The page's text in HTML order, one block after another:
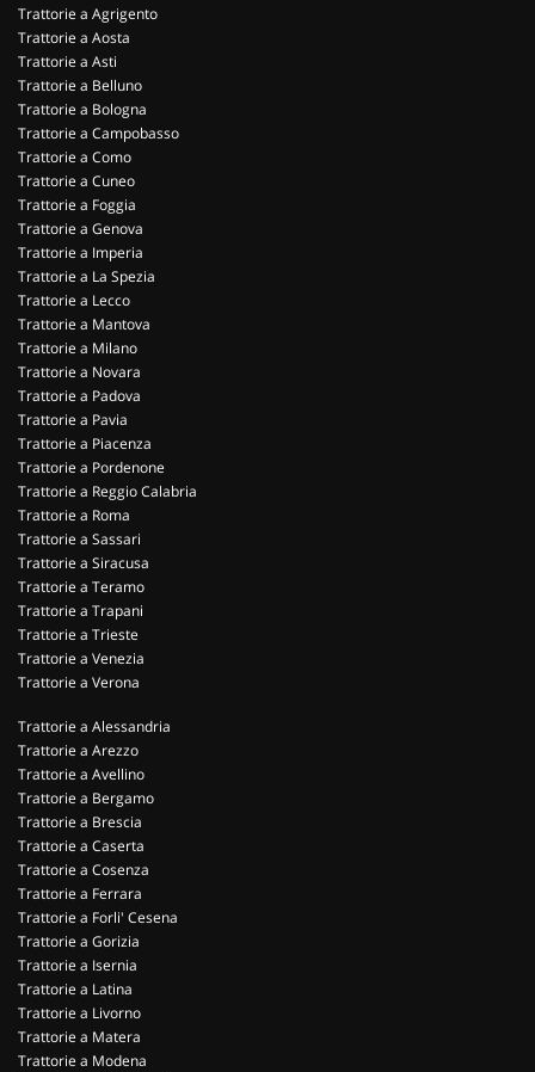
Trattorie a Agrigento
Trattorie a Aosta
Trattorie a Asti
Trattorie a Belluno
Trattorie a Bologna
Trattorie a Campobasso
Trattorie a Como
Trattorie a Cuneo
Trattorie a Foggia
Trattorie a Genova
Trattorie a Imperia
Trattorie a La Spezia
Trattorie a Lecco
Trattorie a Mantova
Trattorie a Milano
Trattorie a Novara
Trattorie a Padova
Trattorie a Pavia
Trattorie a Piacenza
Trattorie a Pordenone
Trattorie a Reggio Calabria
Trattorie a Roma
Trattorie a Sassari
Trattorie a Siracusa
Trattorie a Teramo
Trattorie a Trapani
Trattorie a Trieste
Trattorie a Venezia
Trattorie a Verona
Trattorie a Alessandria
Trattorie a Arezzo
Trattorie a Avellino
Trattorie a Bergamo
Trattorie a Brescia
Trattorie a Caserta
Trattorie a Cosenza
Trattorie a Ferrara
Trattorie a Forli' Cesena
Trattorie a Gorizia
Trattorie a Isernia
Trattorie a Latina
Trattorie a Livorno
Trattorie a Matera
Trattorie a Modena